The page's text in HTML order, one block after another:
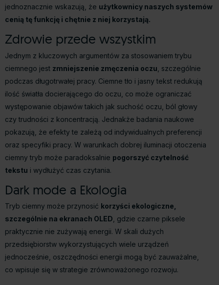
jednoznacznie wskazują, że użytkownicy naszych systemów
cenią tę funkcję i chętnie z niej korzystają.
Zdrowie przede wszystkim
Jednym z kluczowych argumentów za stosowaniem trybu
ciemnego jest zmniejszenie zmęczenia oczu , szczególnie
podczas długotrwałej pracy. Ciemne tło i jasny tekst redukują
ilość światła docierającego do oczu, co może ograniczać
występowanie objawów takich jak suchość oczu, ból głowy
czy trudności z koncentracją. Jednakże badania naukowe
pokazują, że efekty te zależą od indywidualnych preferencji
oraz specyfiki pracy. W warunkach dobrej iluminacji otoczenia
ciemny tryb może paradoksalnie pogorszyć czytelność
tekstu i wydłużyć czas czytania.
Dark mode a Ekologia
Tryb ciemny może przynosić korzyści ekologiczne,
szczególnie na ekranach OLED, gdzie czarne piksele
praktycznie nie zużywają energii. W skali dużych
przedsiębiorstw wykorzystujących wiele urządzeń
jednocześnie, oszczędności energii mogą być zauważalne,
co wpisuje się w strategie zrównoważonego rozwoju.